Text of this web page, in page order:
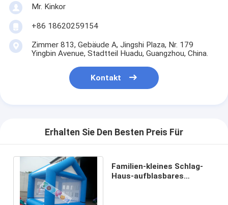
Mr. Kinkor
+86 18620259154
Zimmer 813, Gebäude A, Jingshi Plaza, Nr. 179
Yingbin Avenue, Stadtteil Huadu, Guangzhou, China.
Kontakt
Erhalten Sie Den Besten Preis Für
Familien-kleines Schlag-
Haus-aufblasbares